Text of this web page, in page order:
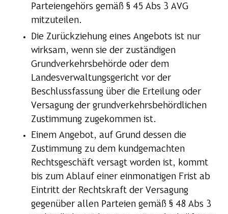
Parteiengehörs gemäß § 45 Abs 3 AVG
mitzuteilen.
Die Zurückziehung eines Angebots ist nur
wirksam, wenn sie der zuständigen
Grundverkehrsbehörde oder dem
Landesverwaltungsgericht vor der
Beschlussfassung über die Erteilung oder
Versagung der grundverkehrsbehördlichen
Zustimmung zugekommen ist.
Einem Angebot, auf Grund dessen die
Zustimmung zu dem kundgemachten
Rechtsgeschäft versagt worden ist, kommt
bis zum Ablauf einer einmonatigen Frist ab
Eintritt der Rechtskraft der Versagung
gegenüber allen Parteien gemäß § 48 Abs 3